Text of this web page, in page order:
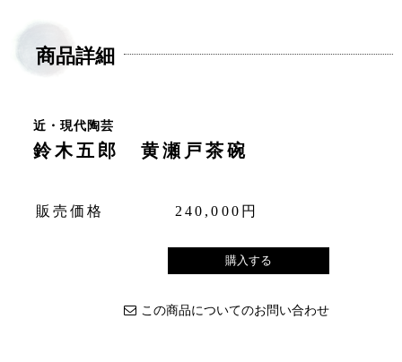
商品詳細
近・現代陶芸
鈴木五郎 黄瀬戸茶碗
販売価格 240,000円
この商品についてのお問い合わせ